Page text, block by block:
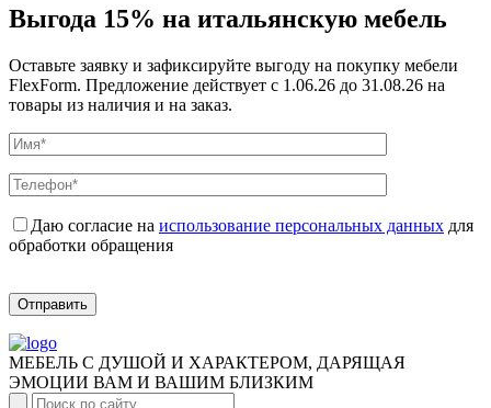
Выгода 15% на итальянскую мебель
Оставьте заявку и зафиксируйте выгоду на покупку мебели
FlexForm. Предложение действует с 1.06.26 до 31.08.26 на
товары из наличия и на заказ.
Даю согласие на использование персональных данных для
обработки обращения
Отправить
МЕБЕЛЬ С ДУШОЙ И ХАРАКТЕРОМ, ДАРЯЩАЯ
ЭМОЦИИ ВАМ И ВАШИМ БЛИЗКИМ